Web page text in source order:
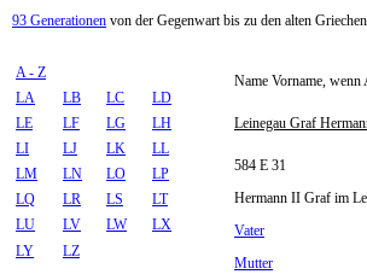
93 Generationen von der Gegenwart bis zu den alten Griechen
A - Z
LA
LB LC
LD
LE
LF LG
LH
LI
LJ LK
LL
LM
LN LO
LP
LQ
LR LS
LT
LU
LV LW
LX
LY
LZ
Name Vorname,
Leinegau Graf
584 E 31
Hermann II Graf im
Vater
Mutter